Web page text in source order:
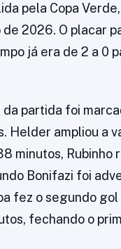
pela Copa
de 2026. O placar
já era de 2 a 0
partida foi
Helder ampliou a
minutos, Rubinho
Bonifazi foi
fez o segundo gol
fechando o